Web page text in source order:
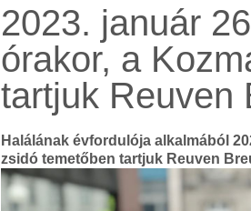
2023. január
órakor, a
tartjuk Reuven
Halálának évfordulója alkalmából
zsidó temetőben tartjuk Reuven